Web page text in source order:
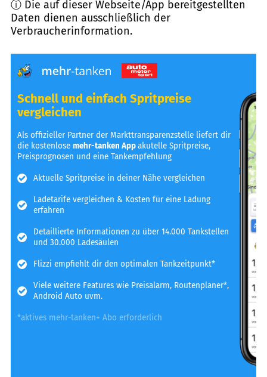
ⓘ Die auf dieser Webseite/App bereitgestellten
Daten dienen ausschließlich der
Verbraucherinformation.
Schnell und einfach Spritpreise
vergleichen
Als offizieller Partner der Markttransparenzstelle liefert dir
die kostenlosemehr-tanken Appakutelle Spritpreise,
Preisprognosen und eine Tankempfehlung
Aktuelle Spritpreise in deiner Nähe vergleichen
Ladetarife vergleichen & Kosten für eine Ladung
erfahren
Detaillierte Informationen zu über 14.000 Tankstellen
und 30.000 Ladesäulen
Flizzi empfiehlt dir den optimalen Tankzeitpunkt*
Viele weitere Features wie Preisalarm, Routenplaner*,
Android Auto uvm.
*aktives mehr-tanken+ Abo erforderlich